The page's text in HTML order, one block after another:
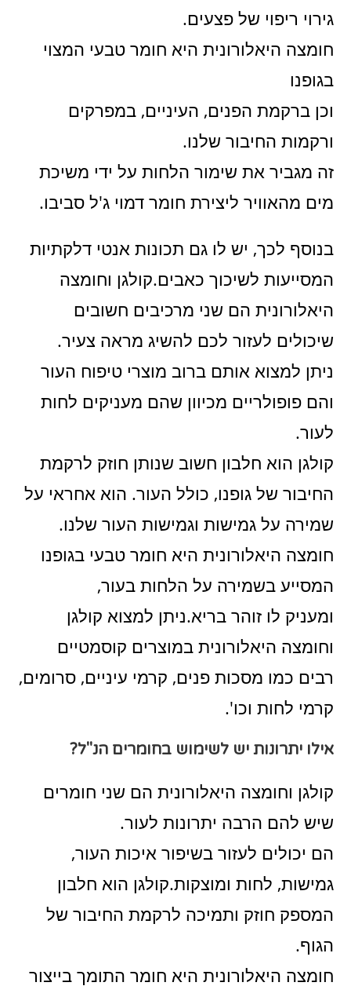
גירוי ריפוי של פצעים.
חומצה היאלורונית היא חומר טבעי המצוי
בגופנו
וכן ברקמת הפנים, העיניים, במפרקים
ורקמות החיבור שלנו.
זה מגביר את שימור הלחות על ידי משיכת
מים מהאוויר ליצירת חומר דמוי ג'ל סביבו.
בנוסף לכך, יש לו גם תכונות אנטי דלקתיות
המסייעות לשיכוך כאבים.קולגן וחומצה
היאלורונית הם שני מרכיבים חשובים
שיכולים לעזור לכם להשיג מראה צעיר.
ניתן למצוא אותם ברוב מוצרי טיפוח העור
והם פופולריים מכיוון שהם מעניקים לחות
לעור.
קולגן הוא חלבון חשוב שנותן חוזק לרקמת
החיבור של גופנו, כולל העור. הוא אחראי על
שמירה על גמישות וגמישות העור שלנו.
חומצה היאלורונית היא חומר טבעי בגופנו
המסייע בשמירה על הלחות בעור,
ומעניק לו זוהר בריא.ניתן למצוא קולגן
וחומצה היאלורונית במוצרים קוסמטיים
רבים כמו מסכות פנים, קרמי עיניים, סרומים,
קרמי לחות וכו'.
אילו יתרונות יש לשימוש בחומרים הנ"ל?
קולגן וחומצה היאלורונית הם שני חומרים
שיש להם הרבה יתרונות לעור.
הם יכולים לעזור בשיפור איכות העור,
גמישות, לחות ומוצקות.קולגן הוא חלבון
המספק חוזק ותמיכה לרקמת החיבור של
הגוף.
חומצה היאלורונית היא חומר התומך בייצור